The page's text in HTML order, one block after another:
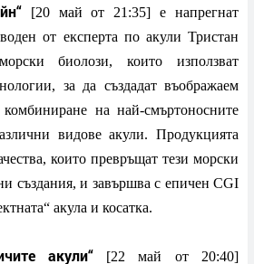
[20 май от 21:35] е напрегнат
от експерта по акули Тристан
биолози, които използват
за да създадат въображаем
на най-смъртоносните
видове акули. Продукцията
които превръщат тези морски
създания, и завършва с епичен CGI
акула и косатка.
акули“[22 май от 20:40]